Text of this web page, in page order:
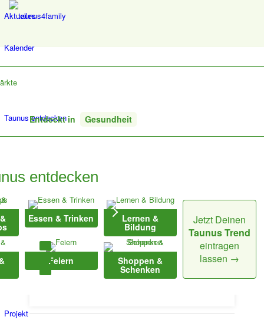
Aktuelles
Kalender
Taunus entdecken
entdecken
Essen & Trinken
Feiern
Lernen &
Bildung
Shoppen &
Schenken
Jetzt Deinen
Taunus Trend
eintragen
lassen →
Projekt
Entdeckt in Gesundheit
Andrea Fertig
Weiter zur Webseite
Tel.: +49 6081 966 97 00
info@handfertigkeiten.de
www.osteopathie-praxis-taunus.de